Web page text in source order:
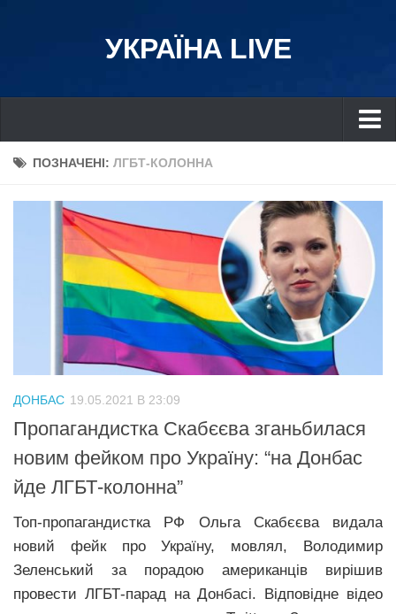
УКРАЇНА LIVE
Україна
Дніпро
Івано-Франківськ
Харків
Донбас
Одеса
Схід
Прикарпаття
Економіка
Політика
Світ
Цікаво
ПОЗНАЧЕНІ: ЛГБТ-КОЛОННА
ДОНБАС 19.05.2021 В 23:09
Пропагандистка Скабєєва зганьбилася
новим фейком про Україну: “на Донбас
йде ЛГБТ-колонна”
Топ-пропагандистка РФ Ольга Скабєєва видала
новий фейк про Україну, мовлял, Володимир
Зеленський за порадою американців вирішив
провести ЛГБТ-парад на Донбасі. Відповідне відео